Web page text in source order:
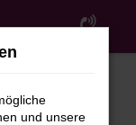
und unsere